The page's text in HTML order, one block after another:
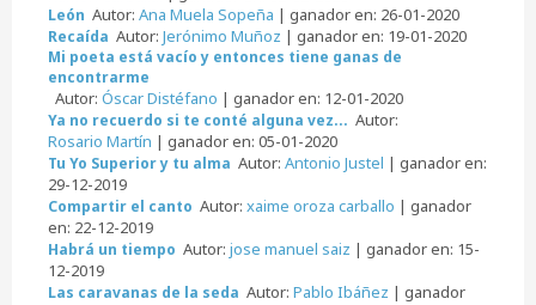
León Autor: Ana Muela Sopeña | ganador en: 26-01-2020
Recaída Autor: Jerónimo Muñoz | ganador en: 19-01-2020
Mi poeta está vacío y entonces tiene ganas de
encontrarme
Autor: Óscar Distéfano | ganador en: 12-01-2020
Ya no recuerdo si te conté alguna vez... Autor:
Rosario Martín | ganador en: 05-01-2020
Tu Yo Superior y tu alma Autor: Antonio Justel | ganador en:
29-12-2019
Compartir el canto Autor: xaime oroza carballo | ganador
en: 22-12-2019
Habrá un tiempo Autor: jose manuel saiz | ganador en: 15-
12-2019
Las caravanas de la seda Autor: Pablo Ibáñez | ganador